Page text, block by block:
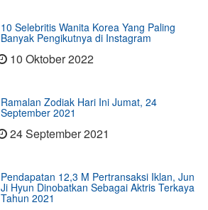
10 Selebritis Wanita Korea Yang Paling
Banyak Pengikutnya di Instagram
10 Oktober 2022
Ramalan Zodiak Hari Ini Jumat, 24
September 2021
24 September 2021
Pendapatan 12,3 M Pertransaksi Iklan, Jun
Ji Hyun Dinobatkan Sebagai Aktris Terkaya
Tahun 2021